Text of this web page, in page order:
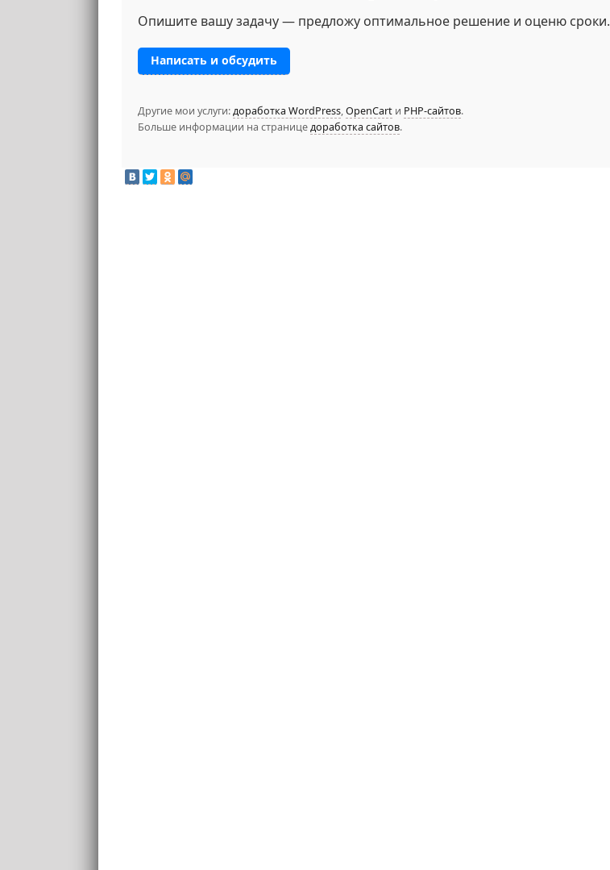
Опишите вашу задачу — предложу оптимальное решение и оценю сроки.
Написать и обсудить
Другие мои услуги:доработка WordPress,OpenCart и PHP-сайтов.
Больше информации на страницедоработка сайтов.